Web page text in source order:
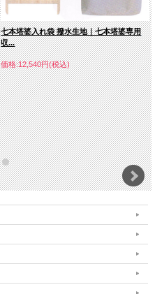
七本塔婆入れ袋 撥水生地｜七本塔婆専用
収...
価格:12,540円(税込)